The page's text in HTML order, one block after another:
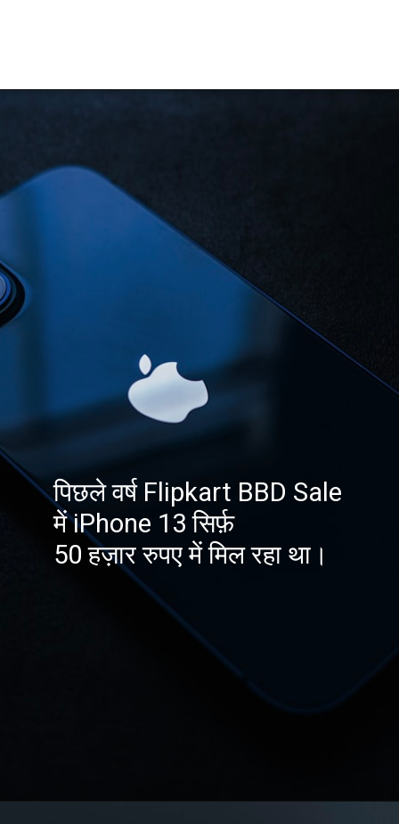
पिछले वर्ष Flipkart BBD Sale
में iPhone 13 सिर्फ़
50 हज़ार रुपए में मिल रहा था।